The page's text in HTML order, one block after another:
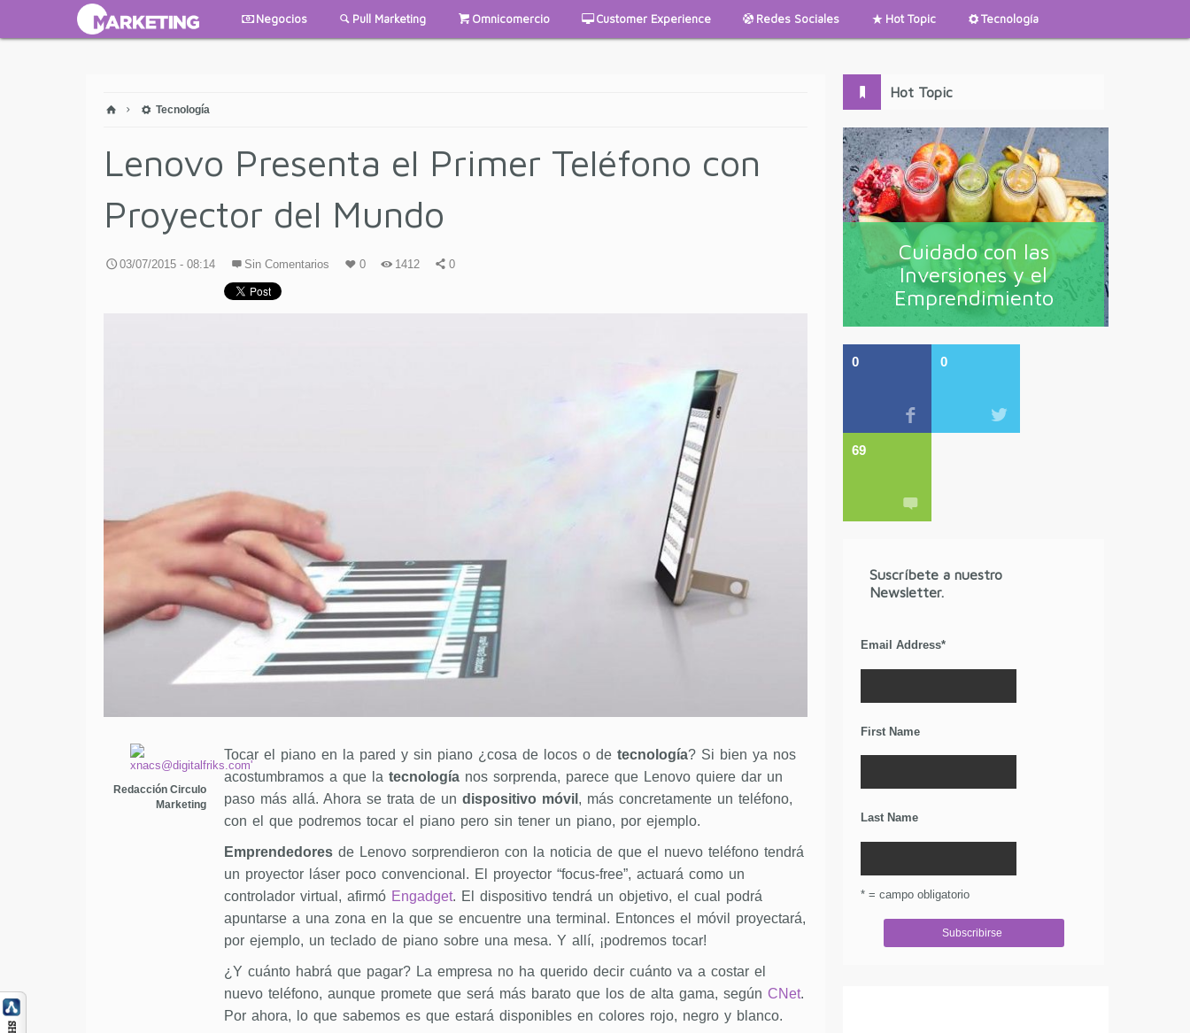
Negocios Pull Marketing Omnicomercio Customer Experience Redes Sociales Hot Topic Tecnología
Tecnología
Lenovo Presenta el Primer Teléfono con
Proyector del Mundo
03/07/2015 - 08:14 Sin Comentarios 0 1412 0
Redacción Circulo
Marketing
Tocar el piano en la pared y sin piano ¿cosa de locos o de tecnología? Si bien ya nos
acostumbramos a que la tecnologíanos sorprenda, parece que Lenovo quiere dar un
paso más allá. Ahora se trata de un dispositivo móvil , más concretamente un teléfono,
con el que podremos tocar el piano pero sin tener un piano, por ejemplo.
Emprendedoresde Lenovo sorprendieron con la noticia de que el nuevo teléfono tendrá
un proyector láser poco convencional. El proyector “focus-free”, actuará como un
controlador virtual, afirmóEngadget. El dispositivo tendrá un objetivo, el cual podrá
apuntarse a una zona en la que se encuentre una terminal. Entonces el móvil proyectará,
por ejemplo, un teclado de piano sobre una mesa. Y allí, ¡podremos tocar!
¿Y cuánto habrá que pagar? La empresa no ha querido decir cuánto va a costar el
nuevo teléfono, aunque promete que será más barato que los de alta gama, según CNet.
Por ahora, lo que sabemos es que estará disponibles en colores rojo, negro y blanco.
Hot Topic
Cuidado con las
Inversiones y el
Emprendimiento
0 0
69
Suscríbete a nuestro
Newsletter.
Email Address*
First Name
Last Name
* = campo obligatorio